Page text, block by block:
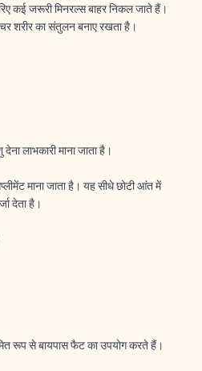
कई जरूरी मिनरल्स बाहर निकल जाते हैं।
शरीर का संतुलन बनाए रखता है।
लाभकारी माना जाता है।
माना जाता है। यह सीधे छोटी आंत में
देता है।
रूप से बायपास फैट का उपयोग करते हैं।